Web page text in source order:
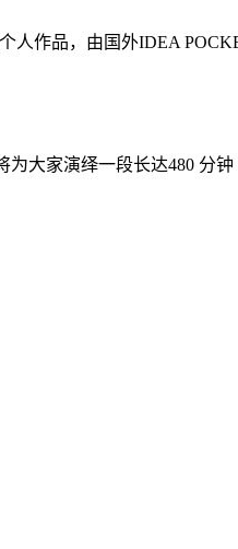
作品，由国外IDEA
大家演绎一段长达480 分钟